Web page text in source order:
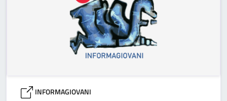
INFORMAGIOVANI